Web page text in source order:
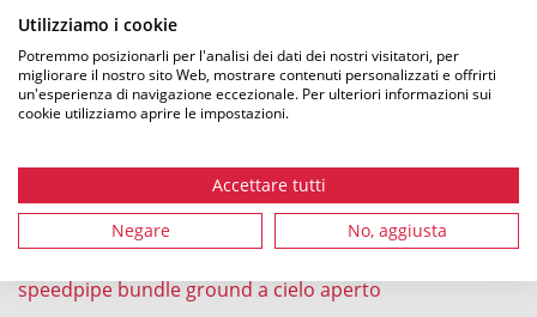
Utilizziamo i cookie
Potremmo posizionarli per l'analisi dei dati dei nostri visitatori, per
migliorare il nostro sito Web, mostrare contenuti personalizzati e offrirti
un'esperienza di navigazione eccezionale. Per ulteriori informazioni sui
cookie utilizziamo aprire le impostazioni.
Accettare tutti
Negare No, aggiusta
Esperienze
Soffiatura della fibra ottica in speedpipe
speedpipe bundle ground nel processo di aratura
speedpipe bundle ground nel processo di fresatura
speedpipe bundle ground a cielo aperto